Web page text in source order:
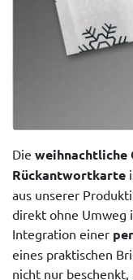
Die weihnachtliche
Rückantwortkarte
aus unserer
direkt ohne Umweg
Integration einer
eines praktischen
nicht nur